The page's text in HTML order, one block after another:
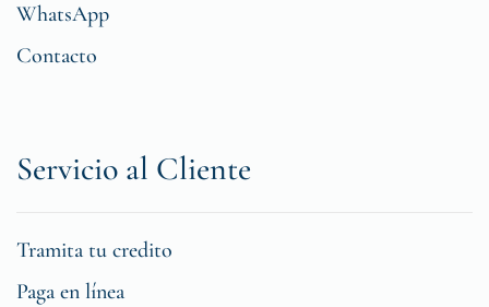
WhatsApp
Contacto
Servicio al Cliente
Tramita tu credito
Paga en línea